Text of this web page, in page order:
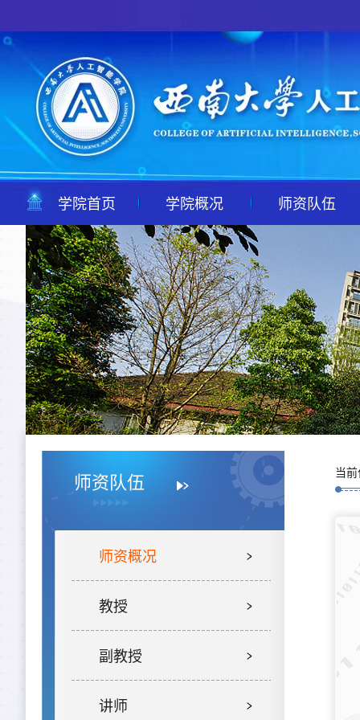
学院首页 学院概况 师资队伍
师资队伍
师资概况
教授
副教授
讲师
当